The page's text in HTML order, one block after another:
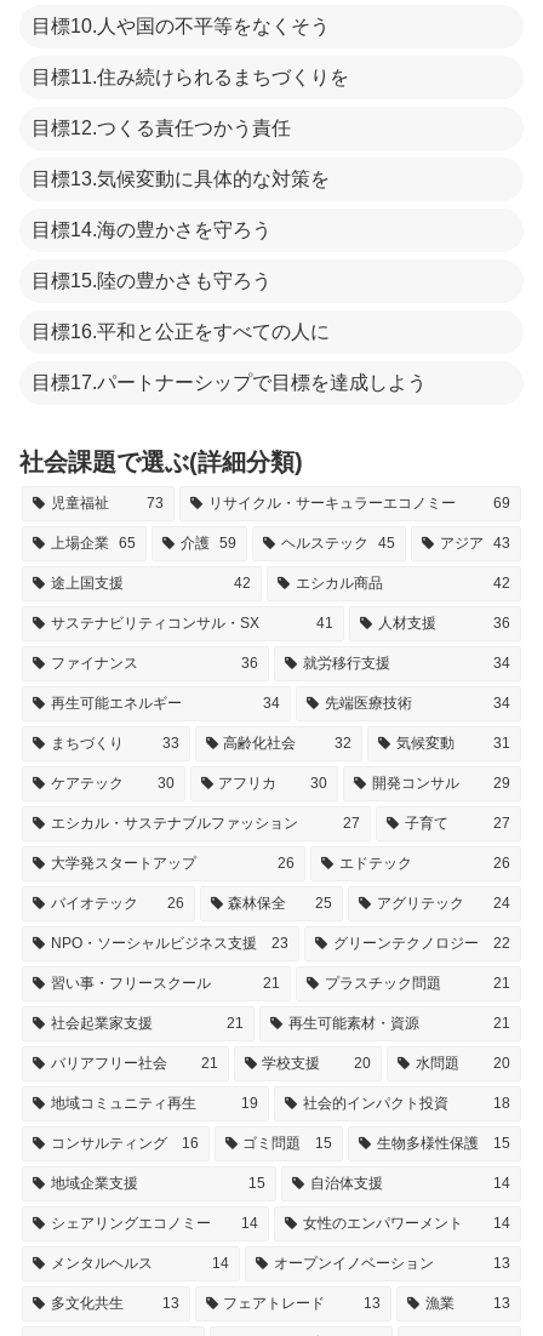
目標10.人や国の不平等をなくそう
目標11.住み続けられるまちづくりを
目標12.つくる責任つかう責任
目標13.気候変動に具体的な対策を
目標14.海の豊かさを守ろう
目標15.陸の豊かさも守ろう
目標16.平和と公正をすべての人に
目標17.パートナーシップで目標を達成しよう
社会課題で選ぶ(詳細分類)
児童福祉 73 リサイクル・サーキュラーエコノミー 69
上場企業 65 介護 59 ヘルステック 45 アジア 43
途上国支援 42 エシカル商品 42
サステナビリティコンサル・SX 41 人材支援 36
ファイナンス 36 就労移行支援 34
再生可能エネルギー 34 先端医療技術 34
まちづくり 33 高齢化社会 32 気候変動 31
ケアテック 30 アフリカ 30 開発コンサル 29
エシカル・サステナブルファッション 27 子育て 27
大学発スタートアップ 26 エドテック 26
バイオテック 26 森林保全 25 アグリテック 24
NPO・ソーシャルビジネス支援 23 グリーンテクノロジー 22
習い事・フリースクール 21 プラスチック問題 21
社会起業家支援 21 再生可能素材・資源 21
バリアフリー社会 21 学校支援 20 水問題 20
地域コミュニティ再生 19 社会的インパクト投資 18
コンサルティング 16 ゴミ問題 15 生物多様性保護 15
地域企業支援 15 自治体支援 14
シェアリングエコノミー 14 女性のエンパワーメント 14
メンタルヘルス 14 オープンイノベーション 13
多文化共生 13 フェアトレード 13 漁業 13